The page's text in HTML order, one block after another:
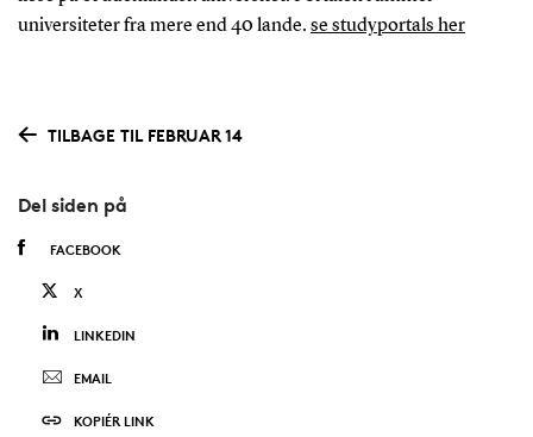
universiteter fra mere end 40 lande. se studyportals her
TILBAGE TIL FEBRUAR 14
Del siden på
FACEBOOK
X
LINKEDIN
EMAIL
KOPIÉR LINK